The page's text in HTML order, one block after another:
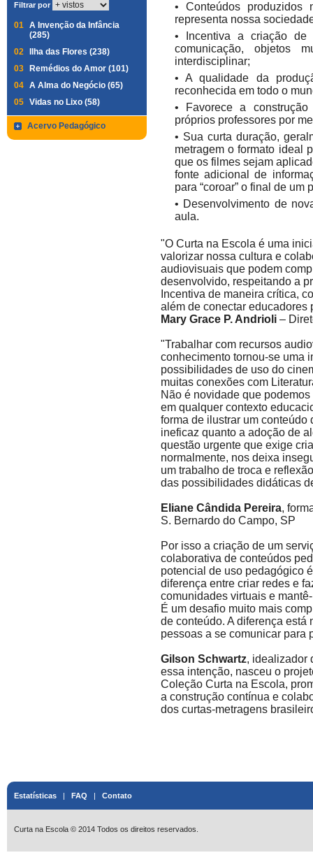
Filtrar por
01 A Invenção da Infância
(285)
02
Ilha das Flores (238)
03
Remédios do Amor (101)
04 A Alma do Negócio (65)
05 Vidas no Lixo (58)
Acervo Pedagógico
• Conteúdos produzidos
representa nossa
• Incentiva a criação de
comunicação, objetos
interdisciplinar;
• A qualidade da
reconhecida em todo o
• Favorece a
próprios professores por
• Sua curta duração,
metragem o formato ideal
que os filmes sejam
fonte adicional de
para “coroar” o final de um
• Desenvolvimento de
aula.
"O Curta na Escola é uma
valorizar nossa cultura e
audiovisuais que podem
desenvolvido, respeitando a
Incentiva de maneira crítica,
além de conectar
Mary Grace P. Andrioli –
"Trabalhar com recursos
conhecimento tornou-se uma
possibilidades de uso do
muitas conexões com
Não é novidade que
em qualquer contexto
forma de ilustrar um conteúdo
ineficaz quanto a adoção de
questão urgente que exige
normalmente, nos deixa
um trabalho de troca e
das possibilidades didáticas
Eliane Cândida Pereira,
S. Bernardo do Campo, SP
Por isso a criação de um
colaborativa de conteúdos
potencial de uso pedagógico
diferença entre criar redes e
comunidades virtuais e
É um desafio muito mais
de conteúdo. A diferença
pessoas a se comunicar
Gilson Schwartz, idealizador
essa intenção, nasceu o
Coleção Curta na Escola,
a construção contínua e
dos curtas-metragens
Estatísticas | FAQ | Contato
Curta na Escola © 2014 Todos os direitos reservados.